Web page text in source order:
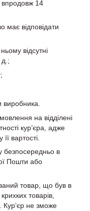
впродовж 14
має відповідати
відсутні
д.;
на відділені
кур’єра, адже
вартості.
безпосередньо в
Пошти або
товар, що був в
товарів,
Кур’єр не зможе